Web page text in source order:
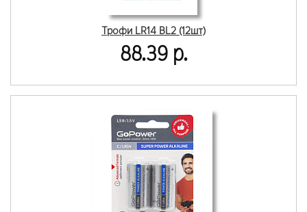
Трофи LR14 BL2 (12шт)
88.39 р.